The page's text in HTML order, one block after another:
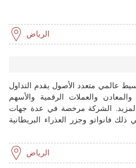
الرياض
عالمي متعدد الأصول يقدم التداول
والعملات الرقمية والأسهم
الشركة مرخصة في عدة جهات
ذلك فانواتو وجزر العذراء البريطانية
الرياض